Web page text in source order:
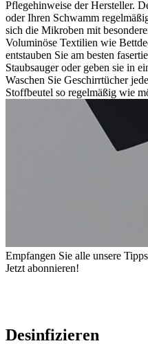
Pflegehinweise der Hersteller.
oder Ihren Schwamm
sich die Mikroben mit
Voluminöse Textilien wie
entstauben Sie am besten
Staubsauger oder geben sie in
Waschen Sie Geschirrtücher
Stoffbeutel so regelmäßig wie
Empfangen Sie alle unsere
Jetzt abonnieren!
Desinfizieren